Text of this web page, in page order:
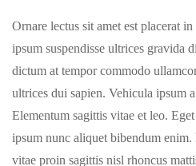
Ornare lectus sit amet est placerat in
ipsum suspendisse ultrices gravida
dictum at tempor commodo
ultrices dui sapien. Vehicula ipsum
Elementum sagittis vitae et leo.
ipsum nunc aliquet bibendum
vitae proin sagittis nisl rhoncus